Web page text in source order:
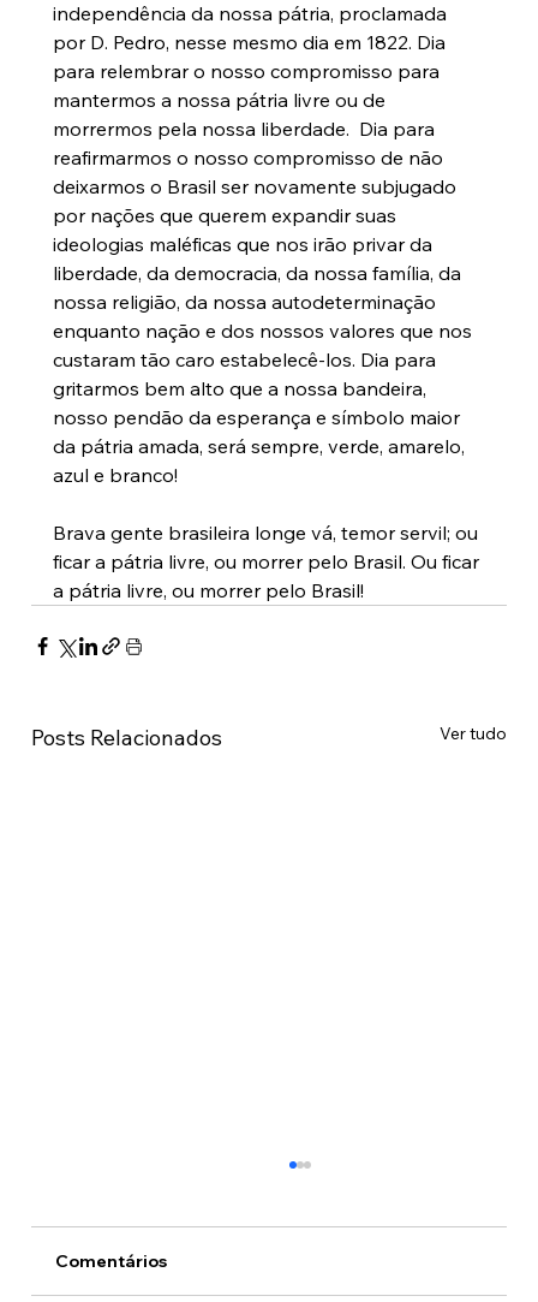
independência da nossa pátria, proclamada
por D. Pedro, nesse mesmo dia em 1822. Dia
para relembrar o nosso compromisso para
mantermos a nossa pátria livre ou de
morrermos pela nossa liberdade.  Dia para
reafirmarmos o nosso compromisso de não
deixarmos o Brasil ser novamente subjugado
por nações que querem expandir suas
ideologias maléficas que nos irão privar da
liberdade, da democracia, da nossa família, da
nossa religião, da nossa autodeterminação
enquanto nação e dos nossos valores que nos
custaram tão caro estabelecê-los. Dia para
gritarmos bem alto que a nossa bandeira,
nosso pendão da esperança e símbolo maior
da pátria amada, será sempre, verde, amarelo,
azul e branco!
Brava gente brasileira longe vá, temor servil; ou
ficar a pátria livre, ou morrer pelo Brasil. Ou ficar
a pátria livre, ou morrer pelo Brasil!
Posts Relacionados Ver tudo
Comentários